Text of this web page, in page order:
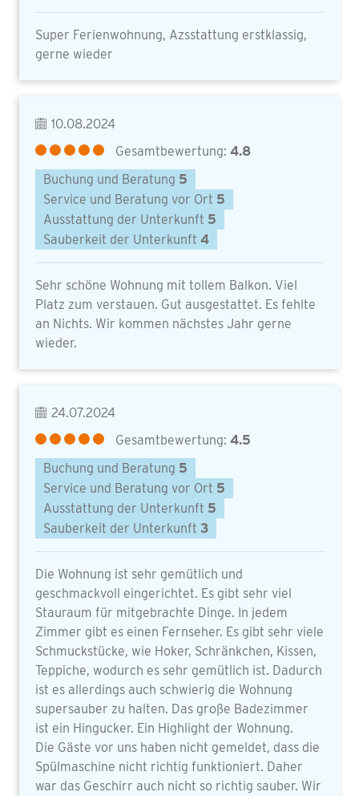
Super Ferienwohnung, Azsstattung erstklassig,
gerne wieder
10.08.2024
Gesamtbewertung: 4.8
Buchung und Beratung 5
Service und Beratung vor Ort 5
Ausstattung der Unterkunft 5
Sauberkeit der Unterkunft 4
Sehr schöne Wohnung mit tollem Balkon. Viel
Platz zum verstauen. Gut ausgestattet. Es fehlte
an Nichts. Wir kommen nächstes Jahr gerne
wieder.
24.07.2024
Gesamtbewertung: 4.5
Buchung und Beratung 5
Service und Beratung vor Ort 5
Ausstattung der Unterkunft 5
Sauberkeit der Unterkunft 3
Die Wohnung ist sehr gemütlich und
geschmackvoll eingerichtet. Es gibt sehr viel
Stauraum für mitgebrachte Dinge. In jedem
Zimmer gibt es einen Fernseher. Es gibt sehr viele
Schmuckstücke, wie Hoker, Schränkchen, Kissen,
Teppiche, wodurch es sehr gemütlich ist. Dadurch
ist es allerdings auch schwierig die Wohnung
supersauber zu halten. Das große Badezimmer
ist ein Hingucker. Ein Highlight der Wohnung.
Die Gäste vor uns haben nicht gemeldet, dass die
Spülmaschine nicht richtig funktioniert. Daher
war das Geschirr auch nicht so richtig sauber. Wir